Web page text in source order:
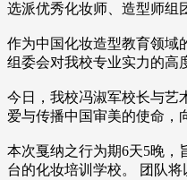
选派优秀化妆师、造型师组
作为中国化妆造型教育领域
组委会对我校专业实力的高
今日，我校冯淑军校长与艺
爱与传播中国审美的使命，
本次戛纳之行为期6天5晚，
台的化妆培训学校。 团队